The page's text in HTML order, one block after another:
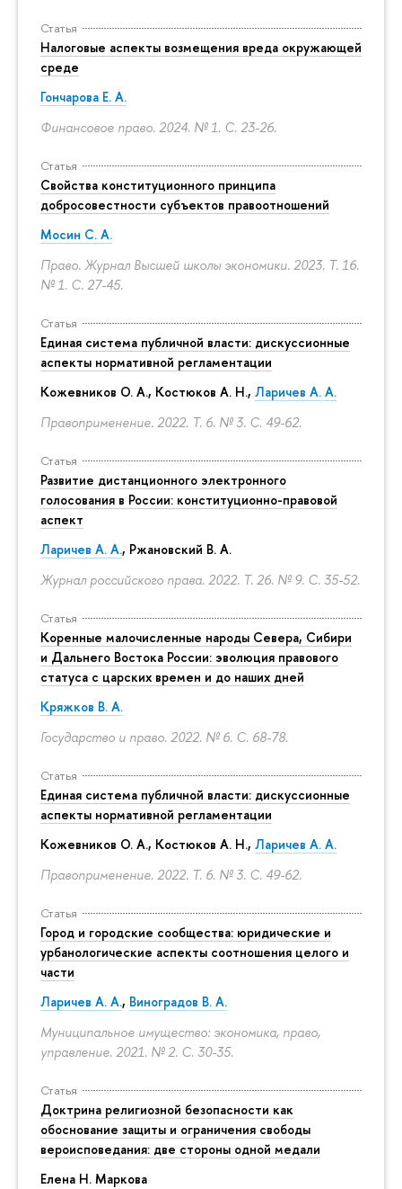
Статья
Налоговые аспекты возмещения вреда окружающей
среде
Гончарова Е. А.
Финансовое право. 2024. № 1. С. 23-26.
Статья
Свойства конституционного принципа
добросовестности субъектов правоотношений
Мосин С. А.
Право. Журнал Высшей школы экономики. 2023. Т. 16.
№ 1. С. 27-45.
Статья
Единая система публичной власти: дискуссионные
аспекты нормативной регламентации
Кожевников О. А., Костюков А. Н., Ларичев А. А.
Правоприменение. 2022. Т. 6. № 3. С. 49-62.
Статья
Развитие дистанционного электронного
голосования в России: конституционно-правовой
аспект
Ларичев А. А., Ржановский В. А.
Журнал российского права. 2022. Т. 26. № 9. С. 35-52.
Статья
Коренные малочисленные народы Севера, Сибири
и Дальнего Востока России: эволюция правового
статуса с царских времен и до наших дней
Кряжков В. А.
Государство и право. 2022. № 6. С. 68-78.
Статья
Единая система публичной власти: дискуссионные
аспекты нормативной регламентации
Кожевников О. А., Костюков А. Н., Ларичев А. А.
Правоприменение. 2022. Т. 6. № 3. С. 49-62.
Статья
Город и городские сообщества: юридические и
урбанологические аспекты соотношения целого и
части
Ларичев А. А., Виноградов В. А.
Муниципальное имущество: экономика, право,
управление. 2021. № 2. С. 30-35.
Статья
Доктрина религиозной безопасности как
обоснование защиты и ограничения свободы
вероисповедания: две стороны одной медали
Елена Н. Маркова